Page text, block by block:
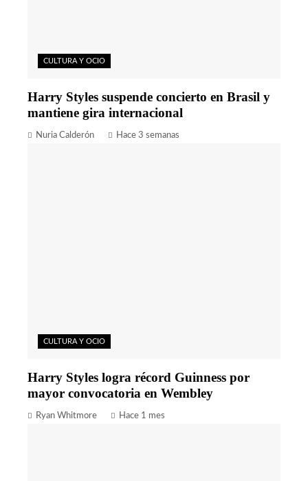
CULTURA Y OCIO
Harry Styles suspende concierto en Brasil y
mantiene gira internacional
Nuria Calderón Hace 3 semanas
CULTURA Y OCIO
Harry Styles logra récord Guinness por
mayor convocatoria en Wembley
Ryan Whitmore Hace 1 mes